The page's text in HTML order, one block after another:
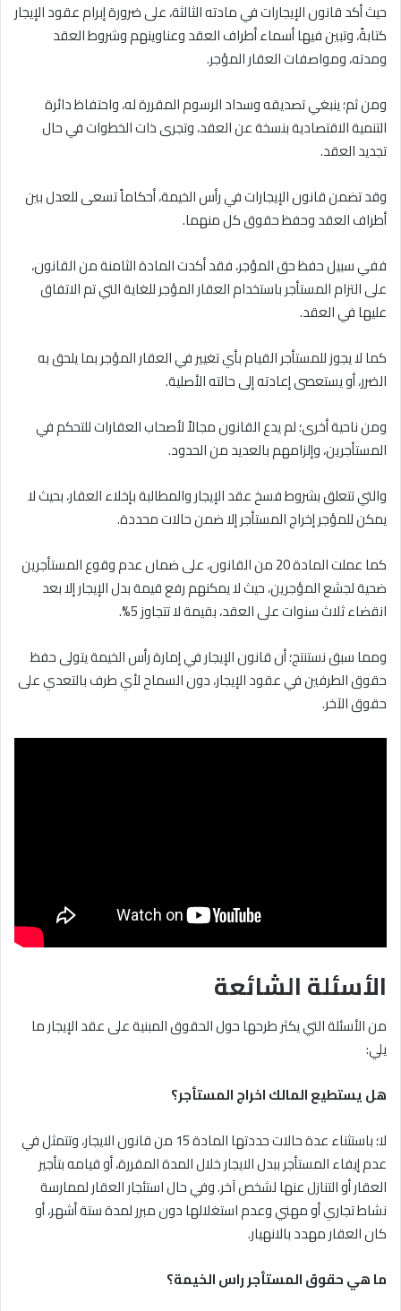
حيث أكد قانون الإيجارات في مادته الثالثة، على ضرورة إبرام عقود الإيجار
كتابةً، وتبين فيها أسماء أطراف العقد وعناوينهم وشروط العقد
ومدته، ومواصفات العقار المؤجر.
ومن ثم؛ ينبغي تصديقه وسداد الرسوم المقررة له، واحتفاظ دائرة
التنمية الاقتصادية بنسخة عن العقد، وتجرى ذات الخطوات في حال
تجديد العقد.
وقد تضمن قانون الإيجارات في رأس الخيمة، أحكاماً تسعى للعدل بين
أطراف العقد وحفظ حقوق كل منهما.
ففي سبيل حفظ حق المؤجر، فقد أكدت المادة الثامنة من القانون،
على التزام المستأجر باستخدام العقار المؤجر للغاية التي تم الاتفاق
عليها في العقد.
كما لا يجوز للمستأجر القيام بأي تغيير في العقار المؤجر بما يلحق به
الضرر، أو يستعصى إعادته إلى حالته الأصلية.
ومن ناحية أخرى؛ لم يدع القانون مجالاً لأصحاب العقارات للتحكم في
المستأجرين، وإلزامهم بالعديد من الحدود.
والتي تتعلق بشروط فسخ عقد الإيجار والمطالبة بإخلاء العقار، بحيث لا
يمكن للمؤجر إخراج المستأجر إلا ضمن حالات محددة.
كما عملت المادة 20 من القانون، على ضمان عدم وقوع المستأجرين
ضحية لجشع المؤجرين، حيث لا يمكنهم رفع قيمة بدل الإيجار إلا بعد
انقضاء ثلاث سنوات على العقد، بقيمة لا تتجاوز 5%.
ومما سبق نستنتج؛ أن قانون الإيجار في إمارة رأس الخيمة يتولى حفظ
حقوق الطرفين في عقود الإيجار، دون السماح لأي طرف بالتعدي على
حقوق الآخر.
الأسئلة الشائعة
من الأسئلة التي يكثر طرحها حول الحقوق المبنية على عقد الإيجار ما
يلي:
هل يستطيع المالك اخراج المستأجر؟
لا؛ باستثناء عدة حالات حددتها المادة 15 من قانون الايجار، وتتمثل في
عدم إيفاء المستأجر ببدل الايجار خلال المدة المقررة، أو قيامه بتأجير
العقار أو التنازل عنها لشخص آخر. وفي حال استئجار العقار لممارسة
نشاط تجاري أو مهني وعدم استغلالها دون مبرر لمدة ستة أشهر، أو
كان العقار مهدد بالانهيار.
ما هي حقوق المستأجر راس الخيمة؟